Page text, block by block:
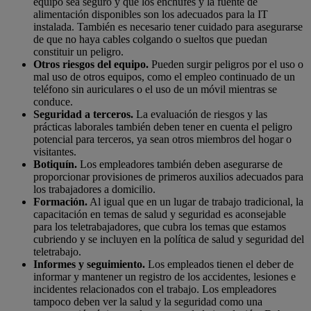
alimentación disponibles son los adecuados para la IT
instalada. También es necesario tener cuidado para asegurarse
de que no haya cables colgando o sueltos que puedan
constituir un peligro.
Otros riesgos del equipo. Pueden surgir peligros por el uso o
mal uso de otros equipos, como el empleo continuado de un
teléfono sin auriculares o el uso de un móvil mientras se
conduce.
Seguridad a terceros. La evaluación de riesgos y las
prácticas laborales también deben tener en cuenta el peligro
potencial para terceros, ya sean otros miembros del hogar o
visitantes.
Botiquín. Los empleadores también deben asegurarse de
proporcionar provisiones de primeros auxilios adecuados para
los trabajadores a domicilio.
Formación. Al igual que en un lugar de trabajo tradicional, la
capacitación en temas de salud y seguridad es aconsejable
para los teletrabajadores, que cubra los temas que estamos
cubriendo y se incluyen en la política de salud y seguridad del
teletrabajo.
Informes y seguimiento. Los empleados tienen el deber de
informar y mantener un registro de los accidentes, lesiones e
incidentes relacionados con el trabajo. Los empleadores
tampoco deben ver la salud y la seguridad como una